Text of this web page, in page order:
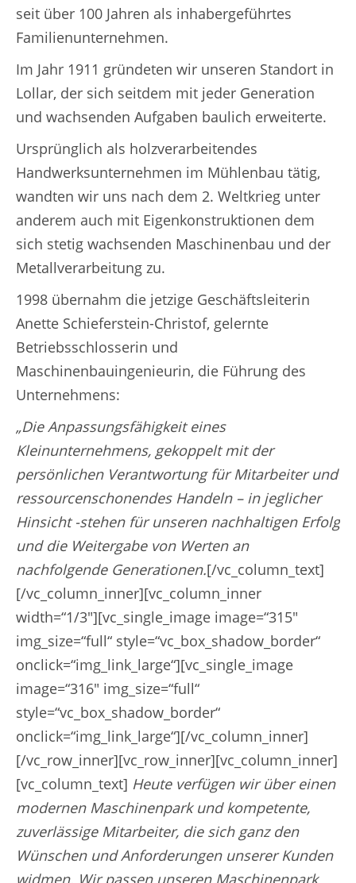
seit über 100 Jahren als inhabergeführtes
Familienunternehmen.
Im Jahr 1911 gründeten wir unseren Standort in
Lollar, der sich seitdem mit jeder Generation
und wachsenden Aufgaben baulich erweiterte.
Ursprünglich als holzverarbeitendes
Handwerksunternehmen im Mühlenbau tätig,
wandten wir uns nach dem 2. Weltkrieg unter
anderem auch mit Eigenkonstruktionen dem
sich stetig wachsenden Maschinenbau und der
Metallverarbeitung zu.
1998 übernahm die jetzige Geschäftsleiterin
Anette Schieferstein-Christof, gelernte
Betriebsschlosserin und
Maschinenbauingenieurin, die Führung des
Unternehmens:
„Die Anpassungsfähigkeit eines
Kleinunternehmens, gekoppelt mit der
persönlichen Verantwortung für Mitarbeiter und
ressourcenschonendes Handeln – in jeglicher
Hinsicht -stehen für unseren nachhaltigen Erfolg
und die Weitergabe von Werten an
nachfolgende Generationen.[/vc_column_text]
[/vc_column_inner][vc_column_inner
width=“1/3″][vc_single_image image=“315″
img_size=“full“ style=“vc_box_shadow_border“
onclick=“img_link_large“][vc_single_image
image=“316″ img_size=“full“
style=“vc_box_shadow_border“
onclick=“img_link_large“][/vc_column_inner]
[/vc_row_inner][vc_row_inner][vc_column_inner]
[vc_column_text] Heute verfügen wir über einen
modernen Maschinenpark und kompetente,
zuverlässige Mitarbeiter, die sich ganz den
Wünschen und Anforderungen unserer Kunden
widmen. Wir passen unseren Maschinenpark